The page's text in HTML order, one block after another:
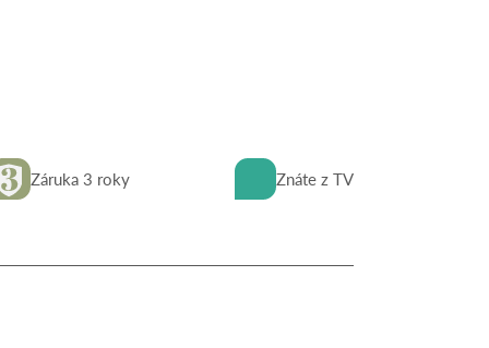
Záruka 3 roky Znáte z TV